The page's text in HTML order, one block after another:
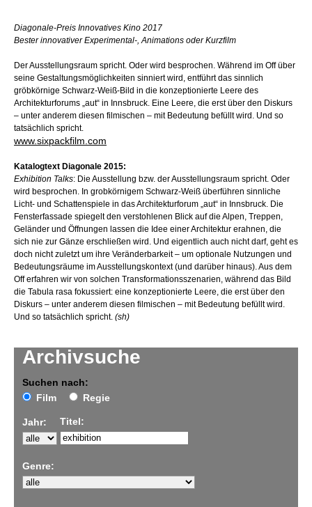
Archivsuche
Suchen nach:
Film
Regie
Jahr: Titel:
Genre:
Diagonale-Preis Innovatives Kino 2017
Bester innovativer Experimental-, Animations oder Kurzfilm
Der Ausstellungsraum spricht. Oder wird besprochen. Während im Off über
seine Gestaltungsmöglichkeiten sinniert wird, entführt das sinnlich
gröbkörnige Schwarz-Weiß-Bild in die konzeptionierte Leere des
Architekturforums „aut“ in Innsbruck. Eine Leere, die erst über den Diskurs
– unter anderem diesen filmischen – mit Bedeutung befüllt wird. Und so
tatsächlich spricht.
www.sixpackfilm.com
Katalogtext Diagonale 2015:
Exhibition Talks: Die Ausstellung bzw. der Ausstellungsraum spricht. Oder
wird besprochen. In grobkörnigem Schwarz-Weiß überführen sinnliche
Licht- und Schattenspiele in das Architekturforum „aut“ in Innsbruck. Die
Fensterfassade spiegelt den verstohlenen Blick auf die Alpen, Treppen,
Geländer und Öffnungen lassen die Idee einer Architektur erahnen, die
sich nie zur Gänze erschließen wird. Und eigentlich auch nicht darf, geht es
doch nicht zuletzt um ihre Veränderbarkeit – um optionale Nutzungen und
Bedeutungsräume im Ausstellungskontext (und darüber hinaus). Aus dem
Off erfahren wir von solchen Transformationsszenarien, während das Bild
die Tabula rasa fokussiert: eine konzeptionierte Leere, die erst über den
Diskurs – unter anderem diesen filmischen – mit Bedeutung befüllt wird.
Und so tatsächlich spricht. (sh)